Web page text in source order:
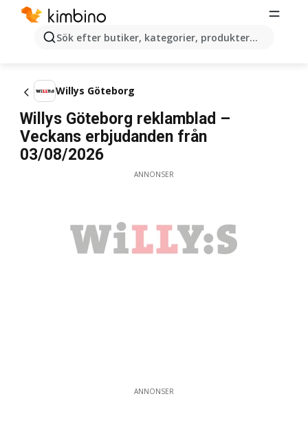
Sök efter butiker, kategorier, produkter...
Willys Göteborg
Willys Göteborg reklamblad –
Veckans erbjudanden från
03/08/2026
ANNONSER
ANNONSER